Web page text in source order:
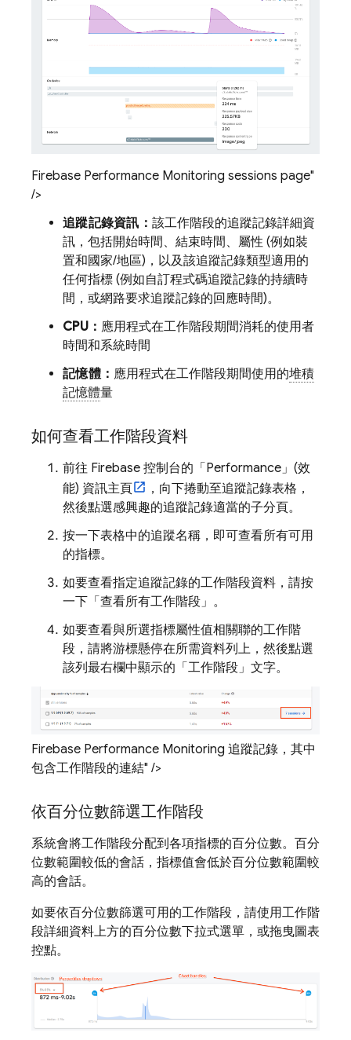
Firebase Performance Monitoring sessions page"
/>
追蹤記錄資訊： 該工作階段的追蹤記錄詳細資
訊，包括開始時間、結束時間、屬性 (例如裝
置和國家/地區)，以及該追蹤記錄類型適用的
任何指標 (例如自訂程式碼追蹤記錄的持續時
間，或網路要求追蹤記錄的回應時間)。
CPU： 應用程式在工作階段期間消耗的使用者
時間和系統時間
記憶體： 應用程式在工作階段期間使用的堆積
記憶體量
如何查看工作階段資料
前往 Firebase 控制台的「Performance」(效
能) 資訊主頁
，向下捲動至追蹤記錄表格，
然後點選感興趣的追蹤記錄適當的子分頁。
按一下表格中的追蹤名稱，即可查看所有可用
的指標。
如要查看指定追蹤記錄的工作階段資料，請按
一下「查看所有工作階段」 。
如要查看與所選指標屬性值相關聯的工作階
段，請將游標懸停在所需資料列上，然後點選
該列最右欄中顯示的「工作階段」 文字。
Firebase Performance Monitoring 追蹤記錄，其中
包含工作階段的連結" />
依百分位數篩選工作階段
系統會將工作階段分配到各項指標的百分位數。百分
位數範圍較低的會話，指標值會低於百分位數範圍較
高的會話。
如要依百分位數篩選可用的工作階段，請使用工作階
段詳細資料上方的百分位數下拉式選單，或拖曳圖表
控點。